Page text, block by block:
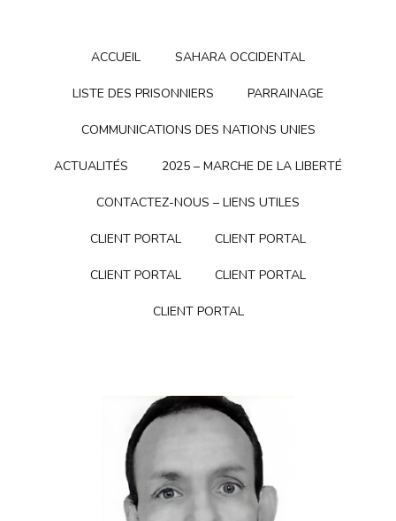
ACCUEIL SAHARA OCCIDENTAL
LISTE DES PRISONNIERS PARRAINAGE
COMMUNICATIONS DES NATIONS UNIES
ACTUALITÉS 2025 – MARCHE DE LA LIBERTÉ
CONTACTEZ-NOUS – LIENS UTILES
CLIENT PORTAL CLIENT PORTAL
CLIENT PORTAL CLIENT PORTAL
CLIENT PORTAL